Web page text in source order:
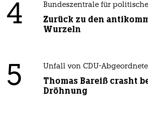
4 Bundeszentrale für
Zurück zu den
Wurzeln
5 Unfall von CDU-
Thomas Bareiß crasht
Dröhnung